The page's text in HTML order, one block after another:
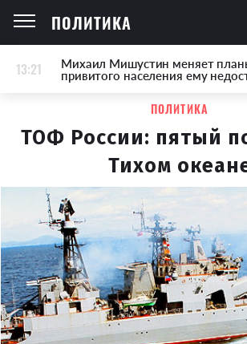
ПОЛИТИКА
13:21 Михаил Мишустин меняет
привитого населения ему
ПОЛИТИКА
ТОФ России: пятый
Тихом